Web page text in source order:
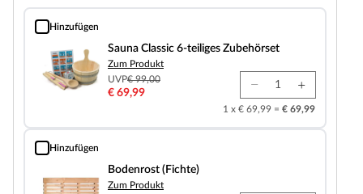
Hinzufügen
Sauna Classic 6-teiliges Zubehörset
Sauna Classic 6-teiliges Zubehörset
Zum Produkt
UVP€ 99,00
€ 69,99
1 x € 69,99 = € 69,99
Hinzufügen
Bodenrost (Fichte)
Bodenrost (Fichte)
Zum Produkt